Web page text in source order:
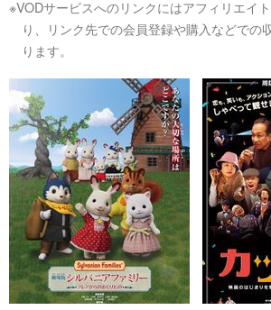
※VODサービスへのリンクにはアフィリエイ
り、リンク先での会員登録や購入などでの
ります。